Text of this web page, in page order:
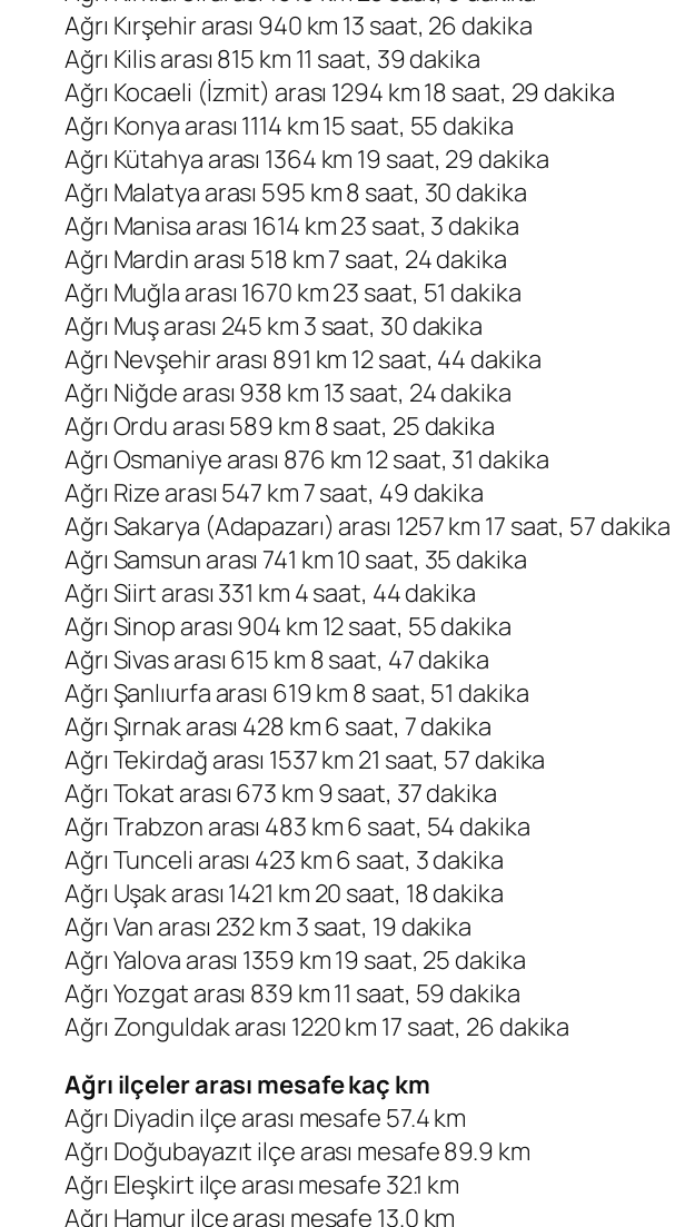
Ağrı Kırşehir arası 940 km 13 saat, 26 dakika
Ağrı Kilis arası 815 km 11 saat, 39 dakika
Ağrı Kocaeli (İzmit) arası 1294 km 18 saat, 29 dakika
Ağrı Konya arası 1114 km 15 saat, 55 dakika
Ağrı Kütahya arası 1364 km 19 saat, 29 dakika
Ağrı Malatya arası 595 km 8 saat, 30 dakika
Ağrı Manisa arası 1614 km 23 saat, 3 dakika
Ağrı Mardin arası 518 km 7 saat, 24 dakika
Ağrı Muğla arası 1670 km 23 saat, 51 dakika
Ağrı Muş arası 245 km 3 saat, 30 dakika
Ağrı Nevşehir arası 891 km 12 saat, 44 dakika
Ağrı Niğde arası 938 km 13 saat, 24 dakika
Ağrı Ordu arası 589 km 8 saat, 25 dakika
Ağrı Osmaniye arası 876 km 12 saat, 31 dakika
Ağrı Rize arası 547 km 7 saat, 49 dakika
Ağrı Sakarya (Adapazarı) arası 1257 km 17 saat, 57 dakika
Ağrı Samsun arası 741 km 10 saat, 35 dakika
Ağrı Siirt arası 331 km 4 saat, 44 dakika
Ağrı Sinop arası 904 km 12 saat, 55 dakika
Ağrı Sivas arası 615 km 8 saat, 47 dakika
Ağrı Şanlıurfa arası 619 km 8 saat, 51 dakika
Ağrı Şırnak arası 428 km 6 saat, 7 dakika
Ağrı Tekirdağ arası 1537 km 21 saat, 57 dakika
Ağrı Tokat arası 673 km 9 saat, 37 dakika
Ağrı Trabzon arası 483 km 6 saat, 54 dakika
Ağrı Tunceli arası 423 km 6 saat, 3 dakika
Ağrı Uşak arası 1421 km 20 saat, 18 dakika
Ağrı Van arası 232 km 3 saat, 19 dakika
Ağrı Yalova arası 1359 km 19 saat, 25 dakika
Ağrı Yozgat arası 839 km 11 saat, 59 dakika
Ağrı Zonguldak arası 1220 km 17 saat, 26 dakika
Ağrı ilçeler arası mesafe kaç km
Ağrı Diyadin ilçe arası mesafe 57.4 km
Ağrı Doğubayazıt ilçe arası mesafe 89.9 km
Ağrı Eleşkirt ilçe arası mesafe 32.1 km
Ağrı Hamur ilçe arası mesafe 13.0 km